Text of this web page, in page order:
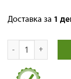
количество за